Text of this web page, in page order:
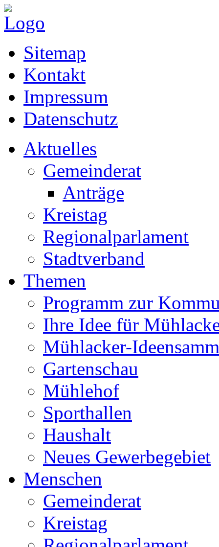
Sitemap
Kontakt
Impressum
Datenschutz
Aktuelles
Gemeinderat
Anträge
Kreistag
Regionalparlament
Stadtverband
Themen
Programm zur
Ihre Idee für
Mühlacker-
Gartenschau
Mühlehof
Sporthallen
Haushalt
Neues Gewerbegebiet
Menschen
Gemeinderat
Kreistag